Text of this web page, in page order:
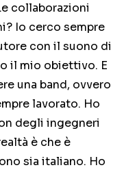
collaborazioni
Io cerco sempre
con il suono di
il mio obiettivo. E
una band, ovvero
lavorato. Ho
degli ingegneri
è che è
sia italiano. Ho